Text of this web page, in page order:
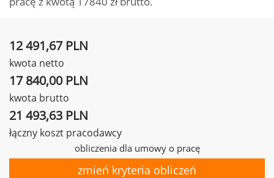
12 491,67 PLN
kwota netto
17 840,00 PLN
kwota brutto
21 493,63 PLN
łączny koszt pracodawcy
obliczenia dla umowy o pracę
zmień kryteria obliczeń